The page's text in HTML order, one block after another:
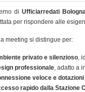
di Ufficiarredati Bologna
per rispondere alle
meeting si distingue per:
privato e silenzioso ,
professionale , adatto a
veloce e
rapido dalla Stazione